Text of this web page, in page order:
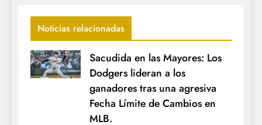
Noticias relacionadas
Sacudida en las Mayores: Los
Dodgers lideran a los
ganadores tras una agresiva
Fecha Límite de Cambios en
MLB.